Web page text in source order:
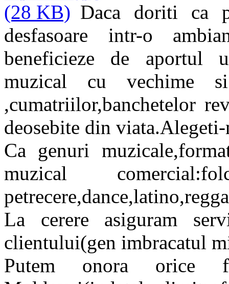
Daca doriti ca
desfasoare intr-o
beneficieze de aportul
muzical cu vechime
,cumatriilor,banchetelor
deosebite din
Ca genuri
muzical
La cerere asiguram
clientului(gen imbracatul
Putem onora